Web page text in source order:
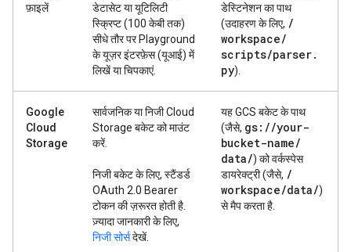
फ़ाइलें
डेटासेट या यूटिलिटी
स्क्रिप्ट (100 केबी तक)
सीधे तौर पर Playground
के यूज़र इंटरफ़ेस (यूआई) में
लिखें या चिपकाएं.
डेस्टिनेशन का पाथ
(उदाहरण के लिए, /
workspace/
scripts/parser.
py).
Google
Cloud
Storage
सार्वजनिक या निजी Cloud
Storage बकेट को माउंट
करें.
निजी बकेट के लिए, स्टैंडर्ड
OAuth 2.0 Bearer
टोकन की ज़रूरत होती है.
ज़्यादा जानकारी के लिए,
निजी सोर्सदेखें.
यह GCS बकेट के पाथ
(जैसे, gs: //your-
bucket-name/
data/) को वर्कस्पेस
डायरेक्ट्री (जैसे, /
workspace/data/)
से मैप करता है.